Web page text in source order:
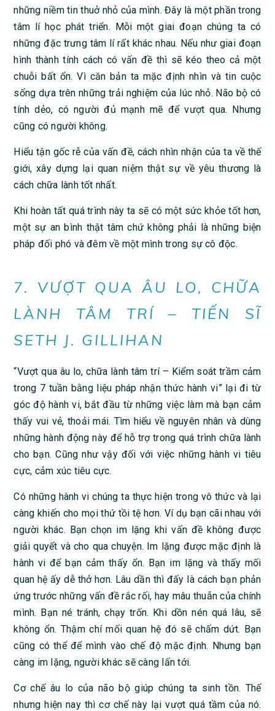
những niềm tin thuở nhỏ của mình. Đây là một phần trong
tâm lí học phát triển. Mỗi một giai đoạn chúng ta có
những đặc trưng tâm lí rất khác nhau. Nếu như giai đoạn
hình thành tính cách có vấn đề thì sẽ kéo theo cả một
chuỗi bất ổn. Vì căn bản ta mặc định nhìn và tin cuộc
sống dựa trên những trải nghiệm của lúc nhỏ. Não bộ có
tính dẻo, có người đủ mạnh mẽ để vượt qua. Nhưng
cũng có người không.
Hiểu tận gốc rễ của vấn đề, cách nhìn nhận của ta về thế
giới, xây dựng lại quan niệm thật sự về yêu thương là
cách chữa lành tốt nhất.
Khi hoàn tất quá trình này ta sẽ có một sức khỏe tốt hơn,
một sự an bình thật tâm chứ không phải là những biện
pháp đối phó và đêm về một mình trong sự cô độc.
7. VƯỢT QUA ÂU LO, CHỮA
LÀNH TÂM TRÍ – TIẾN SĨ
SETH J. GILLIHAN
“Vượt qua âu lo, chữa lành tâm trí – Kiểm soát trầm cảm
trong 7 tuần bằng liệu pháp nhận thức hành vi” lại đi từ
góc độ hành vi, bắt đầu từ những việc làm mà bạn cảm
thấy vui vẻ, thoải mái. Tìm hiểu về nguyên nhân và dùng
những hành động này để hỗ trợ trong quá trình chữa lành
cho bạn. Cũng như vậy đối với việc những hành vi tiêu
cực, cảm xúc tiêu cực.
Có những hành vi chúng ta thực hiện trong vô thức và lại
càng khiến cho mọi thứ tồi tệ hơn. Ví dụ bạn cãi nhau với
người khác. Bạn chọn im lặng khi vấn đề không được
giải quyết và cho qua chuyện. Im lặng được mặc định là
hành vi để bạn cảm thấy ổn. Bạn im lặng và thấy mối
quan hệ ấy dễ thở hơn. Lâu dần thì đấy là cách bạn phản
ứng trước những vấn đề rắc rối, hay mâu thuẫn của chính
mình. Bạn né tránh, chạy trốn. Khi dồn nén quá lâu, sẽ
không ổn. Thậm chí mối quan hệ đó sẽ chấm dứt. Bạn
cũng có thể để mình vào chế độ mặc định. Nhưng bạn
càng im lặng, người khác sẽ càng lấn tới.
Cơ chế âu lo của não bộ giúp chúng ta sinh tồn. Thế
nhưng hiện nay thì cơ chế này lại vượt quá tầm của nó.